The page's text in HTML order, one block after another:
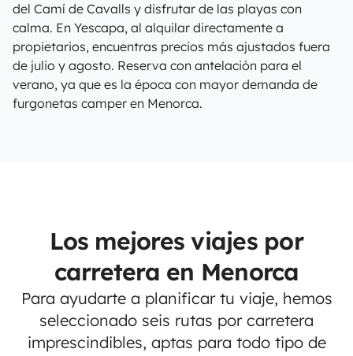
del Camí de Cavalls y disfrutar de las playas con
calma. En Yescapa, al alquilar directamente a
propietarios, encuentras precios más ajustados fuera
de julio y agosto. Reserva con antelación para el
verano, ya que es la época con mayor demanda de
furgonetas camper en Menorca.
Los mejores viajes por
carretera en Menorca
Para ayudarte a planificar tu viaje, hemos
seleccionado seis rutas por carretera
imprescindibles, aptas para todo tipo de